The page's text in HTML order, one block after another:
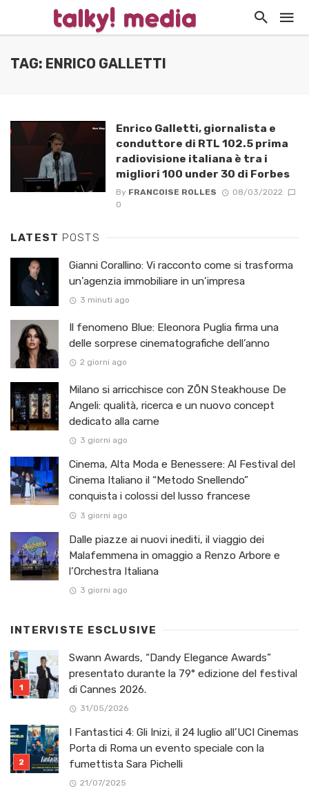
TAG: ENRICO GALLETTI
Enrico Galletti, giornalista e
conduttore di RTL 102.5 prima
radiovisione italiana è tra i
migliori 100 under 30 di Forbes
By FRANCOISE ROLLES
08/03/2022
0
LATEST POSTS
Gianni Corallino: Vi racconto come si trasforma
un’agenzia immobiliare in un’impresa
3 minuti ago
Il fenomeno Blue: Eleonora Puglia firma una
delle sorprese cinematografiche dell’anno
2 giorni ago
Milano si arricchisce con ZŌN Steakhouse De
Angeli: qualità, ricerca e un nuovo concept
dedicato alla carne
3 giorni ago
Cinema, Alta Moda e Benessere: Al Festival del
Cinema Italiano il “Metodo Snellendo”
conquista i colossi del lusso francese
3 giorni ago
Dalle piazze ai nuovi inediti, il viaggio dei
Malafemmena in omaggio a Renzo Arbore e
l’Orchestra Italiana ​
3 giorni ago
INTERVISTE ESCLUSIVE
Swann Awards, “Dandy Elegance Awards”
presentato durante la 79° edizione del festival
di Cannes 2026.
31/05/2026
I Fantastici 4: Gli Inizi, il 24 luglio all’UCI Cinemas
Porta di Roma un evento speciale con la
fumettista Sara Pichelli
21/07/2025